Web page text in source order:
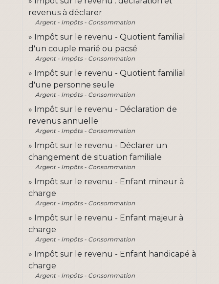
revenus à déclarer
Argent - Impôts - Consommation
Impôt sur le revenu - Quotient familial
d'un couple marié ou pacsé
Argent - Impôts - Consommation
Impôt sur le revenu - Quotient familial
d'une personne seule
Argent - Impôts - Consommation
Impôt sur le revenu - Déclaration de
revenus annuelle
Argent - Impôts - Consommation
Impôt sur le revenu - Déclarer un
changement de situation familiale
Argent - Impôts - Consommation
Impôt sur le revenu - Enfant mineur à
charge
Argent - Impôts - Consommation
Impôt sur le revenu - Enfant majeur à
charge
Argent - Impôts - Consommation
Impôt sur le revenu - Enfant handicapé à
charge
Argent - Impôts - Consommation